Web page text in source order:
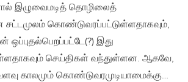
இழுவைமடித் தொழிலைத்
கொண்டுவரப்பட்டுள்ளதாகவும்,
ஒப்புதல்பெறப்பட்டே(?) இது
செய்திகள் வந்துள்ளன. ஆகவே,
காலமும் கொண்டுவரமுடியாமைக்கு…